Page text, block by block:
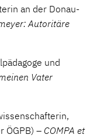
an der Donau-
Autoritäre
und
Vater
ÖGPB) – COMPA et